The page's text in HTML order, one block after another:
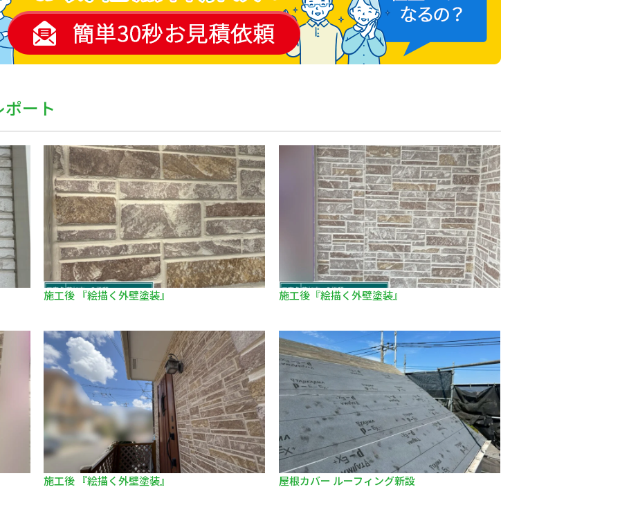
ート
施工後 『絵描く外壁塗装』 施工後『絵描く外壁塗装』
施工後 『絵描く外壁塗装』 屋根カバー ルーフィング新設